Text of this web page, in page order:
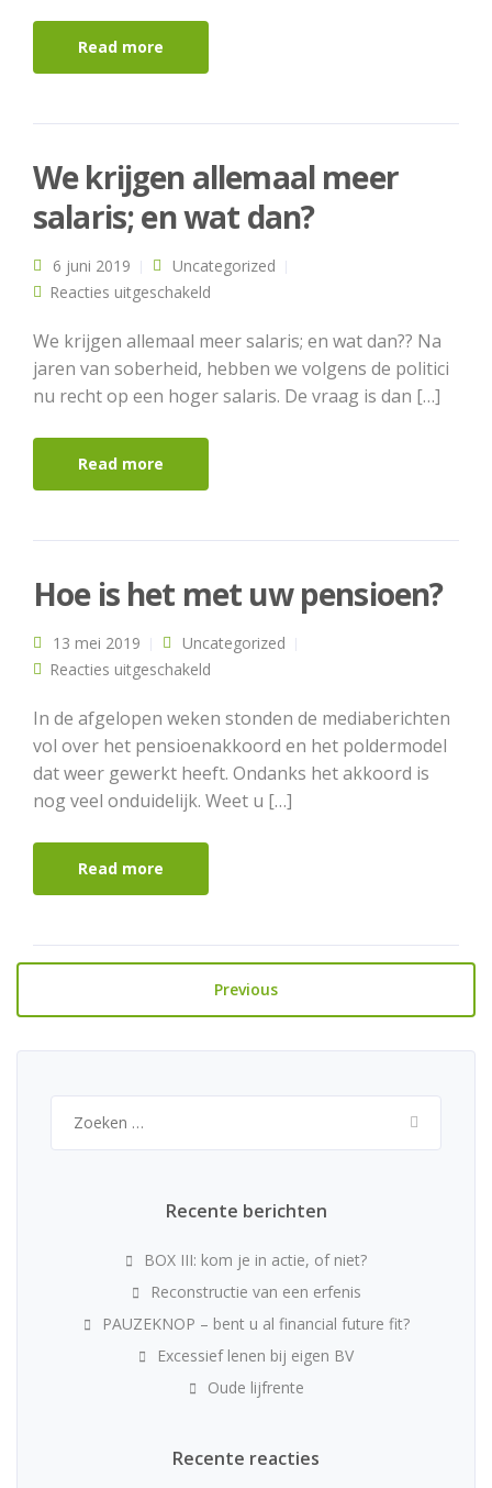
Read more
We krijgen allemaal meer
salaris; en wat dan?
6 juni 2019
Uncategorized
Reacties uitgeschakeld
We krijgen allemaal meer salaris; en wat dan?? Na
jaren van soberheid, hebben we volgens de politici
nu recht op een hoger salaris. De vraag is dan […]
Read more
Hoe is het met uw pensioen?
13 mei 2019
Uncategorized
Reacties uitgeschakeld
In de afgelopen weken stonden de mediaberichten
vol over het pensioenakkoord en het poldermodel
dat weer gewerkt heeft. Ondanks het akkoord is
nog veel onduidelijk. Weet u […]
Read more
Previous
naar:
Recente berichten
BOX III: kom je in actie, of niet?
Reconstructie van een erfenis
PAUZEKNOP – bent u al financial future fit?
Excessief lenen bij eigen BV
Oude lijfrente
Recente reacties